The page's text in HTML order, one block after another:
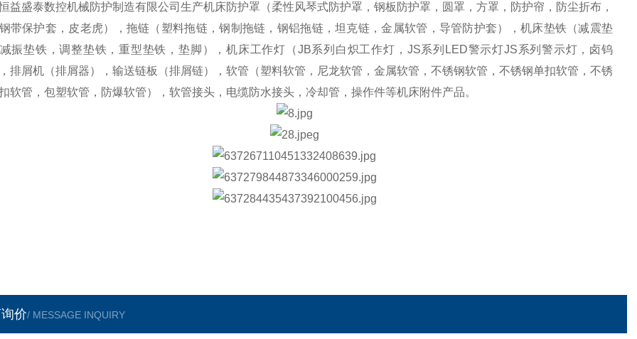
益盛泰数控机械防护制造有限公司生产机床防护罩（柔性风琴式防护罩，钢板防护罩，圆罩，方罩，防护帘，防尘折布，
带保护套，皮老虎），拖链（塑料拖链，钢制拖链，钢铝拖链，坦克链，金属软管，导管防护套），机床垫铁（减震垫
振垫铁，调整垫铁，重型垫铁，垫脚），机床工作灯（JB系列白炽工作灯，JS系列LED警示灯JS系列警示灯，卤钨
排屑机（排屑器），输送链板（排屑链），软管（塑料软管，尼龙软管，金属软管，不锈钢软管，不锈钢单扣软管，不锈
软管，包塑软管，防爆软管），软管接头，电缆防水接头，冷却管，操作件等机床附件产品。
价/ MESSAGE INQUIRY